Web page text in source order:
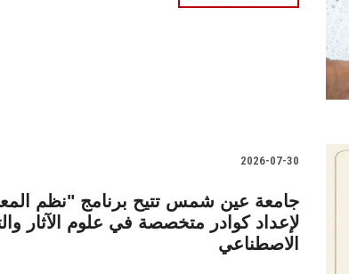
2026-07-30
جامعة عين شمس تتيح برنامج "نظم
لإعداد كوادر متخصصة في علوم الآثار
الاصطناعي